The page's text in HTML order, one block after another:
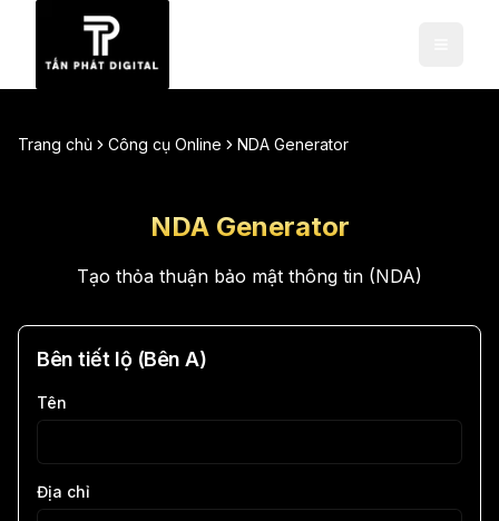
Trang chủ Công cụ Online NDA Generator
NDA Generator
Tạo thỏa thuận bảo mật thông tin (NDA)
Bên tiết lộ (Bên A)
Tên
Địa chỉ